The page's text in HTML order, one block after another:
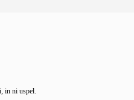
in ni uspel.